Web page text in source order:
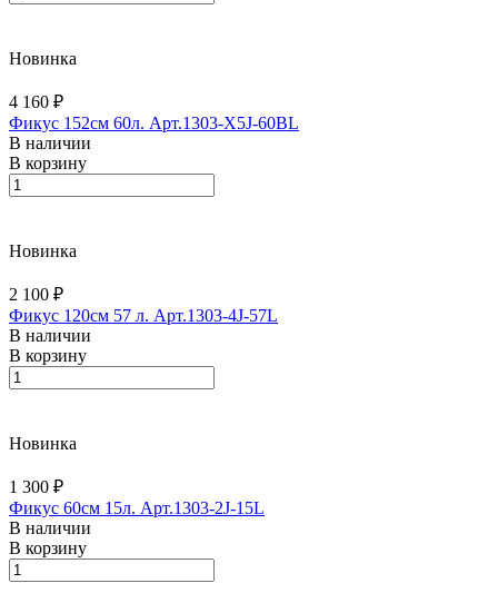
Новинка
4 160 ₽
Фикус 152см 60л. Арт.1303-X5J-60BL
В наличии
В корзину
Новинка
2 100 ₽
Фикус 120см 57 л. Арт.1303-4J-57L
В наличии
В корзину
Новинка
1 300 ₽
Фикус 60см 15л. Арт.1303-2J-15L
В наличии
В корзину